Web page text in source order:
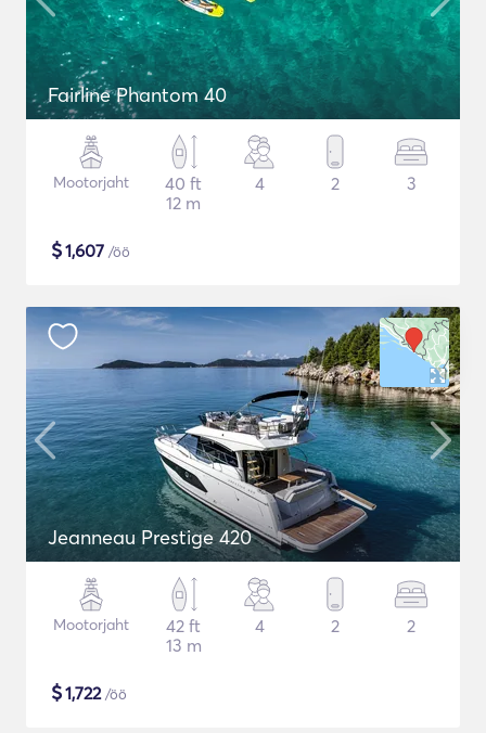
Fairline Phantom 40
Mootorjaht
40 ft
12 m
4 2 3
$1,607 /öö
Jeanneau Prestige 420
Mootorjaht
42 ft
13 m
4 2 2
$1,722/öö